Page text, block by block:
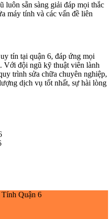
sẵn sàng giải đáp mọi thắc
máy tính và các vấn đề liên
tín tại quận 6, đáp ứng mọi
Với đội ngũ kỹ thuật viên lành
trình sửa chữa chuyên nghiệp,
dịch vụ tốt nhất, sự hài lòng